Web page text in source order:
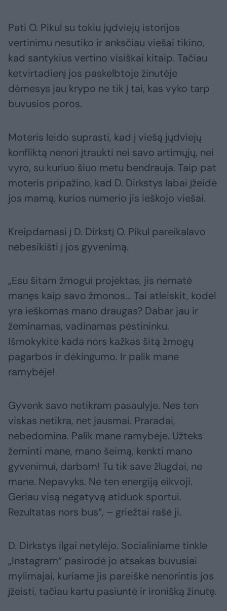
Pati O. Pikul su tokiu jųdviejų istorijos
vertinimu nesutiko ir anksčiau viešai tikino,
kad santykius vertino visiškai kitaip. Tačiau
ketvirtadienį jos paskelbtoje žinutėje
dėmesys jau krypo ne tik į tai, kas vyko tarp
buvusios poros.
Moteris leido suprasti, kad į viešą jųdviejų
konfliktą nenori įtraukti nei savo artimųjų, nei
vyro, su kuriuo šiuo metu bendrauja. Taip pat
moteris pripažino, kad D. Dirkstys labai įžeidė
jos mamą, kurios numerio jis ieškojo viešai.
Kreipdamasi į D. Dirkstį O. Pikul pareikalavo
nebesikišti į jos gyvenimą.
„Esu šitam žmogui projektas, jis nematė
manęs kaip savo žmonos... Tai atleiskit, kodėl
yra ieškomas mano draugas? Dabar jau ir
žeminamas, vadinamas pėstininku.
Išmokykite kada nors kažkas šitą žmogų
pagarbos ir dėkingumo. Ir palik mane
ramybėje!
Gyvenk savo netikram pasaulyje. Nes ten
viskas netikra, net jausmai. Praradai,
nebedomina. Palik mane ramybėje. Užteks
žeminti mane, mano šeimą, kenkti mano
gyvenimui, darbam! Tu tik save žlugdai, ne
mane. Nepavyks. Ne ten energiją eikvoji.
Geriau visą negatyvą atiduok sportui.
Rezultatas nors bus“, – griežtai rašė ji.
D. Dirkstys ilgai netylėjo. Socialiniame tinkle
„Instagram“ pasirodė jo atsakas buvusiai
mylimajai, kuriame jis pareiškė nenorintis jos
įžeisti, tačiau kartu pasiuntė ir ironišką žinutę.